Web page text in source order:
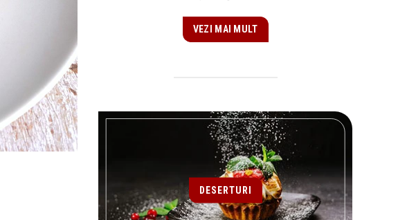
VEZI MAI MULT
DESERTURI